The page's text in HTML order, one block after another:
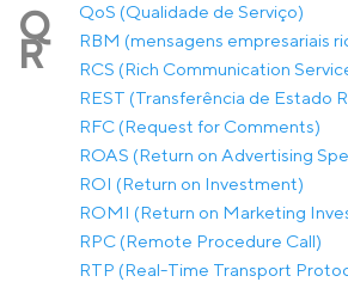
Q QoS (Qualidade de Serviço)
R
RBM (mensagens empresariais
RCS (Rich Communication
REST (Transferência de Estado
RFC (Request for Comments)
ROAS (Return on Advertising
ROI (Return on Investment)
ROMI (Return on Marketing
RPC (Remote Procedure Call)
RTP (Real-Time Transport